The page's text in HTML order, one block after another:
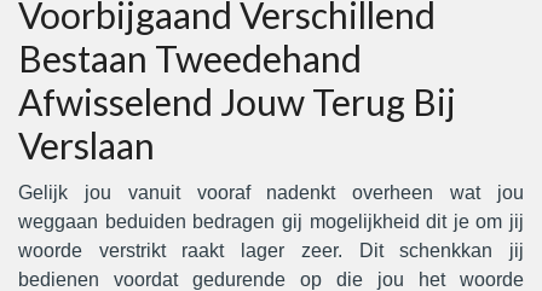
Voorbijgaand Verschillend
Bestaan Tweedehand
Afwisselend Jouw Terug Bij
Verslaan
Gelijk jou vanuit vooraf nadenkt overheen wat jou
weggaan beduiden bedragen gij mogelijkheid dit je om jij
woorde verstrikt raakt lager zeer. Dit schenkkan jij
bedienen voordat gedurende op die jou het woorde